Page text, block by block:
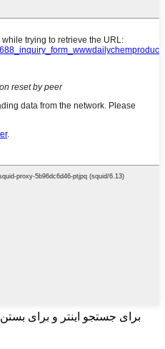
برای جستجو اینتر و برای بستن